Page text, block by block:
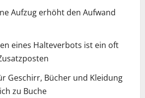
Aufzug erhöht den Aufwand
eines Halteverbots ist ein oft
Geschirr, Bücher und Kleidung
zu Buche